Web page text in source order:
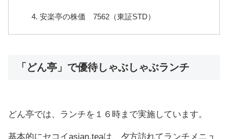
安楽亭の株価 7562（東証STD）
「どん亭」で優待しゃぶしゃぶランチ
どん亭では、ランチを１６時まで実施しています。
基本的にセコイasian.teaは、夕方訪れてランチメニュ